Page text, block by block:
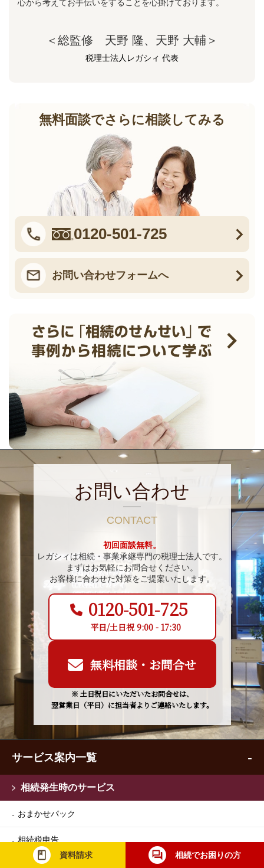
心から考えてお手伝いをすることを心掛けております。
＜総監修 天野 隆、天野 大輔＞
税理士法人レガシィ 代表
無料面談でさらに相談してみる
0120-501-725
お問い合わせフォームへ
資料請求 相続でお困りの方
お問い合わせ
CONTACT
初回面談無料。
レガシィは相続・事業承継専門の税理士法人です。
まずはお気軽にお問合せください。
お客様に合わせた対策をご提案いたします。
0120-501-725
平日/土日祝 9:00 - 17:30
無料相談・お問合せ
※ 土日祝日にいただいたお問合せは、
翌営業日（平日）に担当者よりご連絡いたします。
サービス案内一覧
相続発生時のサービス
おまかせパック
相続税申告
相続手続き